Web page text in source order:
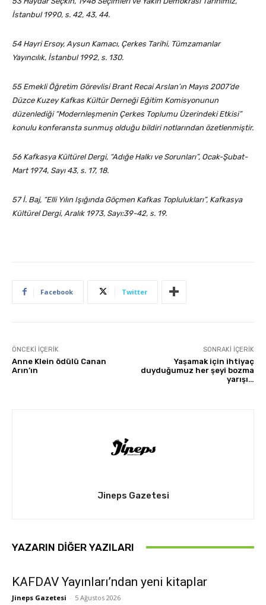
İstanbul 1990, s. 42, 43, 44.
54 Hayri Ersoy, Aysun Kamacı, Çerkes Tarihi, Tümzamanlar
Yayıncılık, İstanbul 1992, s. 130.
55 Emekli Öğretim Görevlisi Brant Recai Arslan’ın Mayıs 2007’de
Düzce Kuzey Kafkas Kültür Derneği Eğitim Komisyonunun
düzenlediği “Modernleşmenin Çerkes Toplumu Üzerindeki Etkisi”
konulu konferansta sunmuş olduğu bildiri notlarından özetlenmiştir.
56 Kafkasya Kültürel Dergi, “Adığe Halkı ve Sorunları”, Ocak-Şubat-
Mart 1974, Sayı 43, s. 17, 18.
57 İ. Baj, “Elli Yılın Işığında Göçmen Kafkas Toplulukları”, Kafkasya
Kültürel Dergi, Aralık 1973, Sayı:39-42, s. 19.
Facebook Twitter
ÖNCEKI İÇERIK
Anne Klein ödülü Canan
Arın’ın
SONRAKI İÇERIK
Yaşamak için ihtiyaç
duyduğumuz her şeyi bozma
yarışı…
Jineps Gazetesi
YAZARIN DIĞER YAZILARI
KAFDAV Yayınları’ndan yeni kitaplar
Jineps Gazetesi - 5 Ağustos 2026